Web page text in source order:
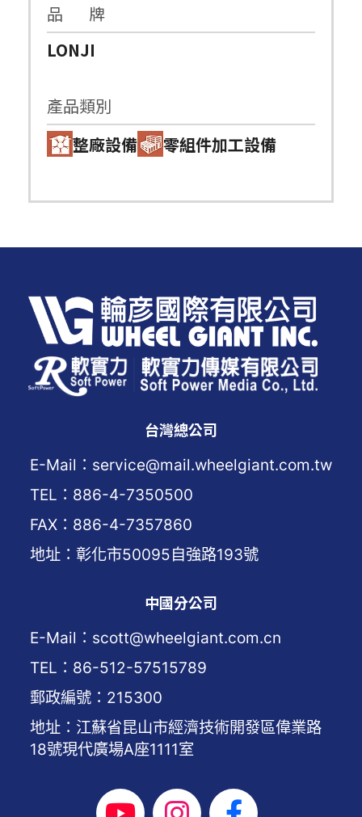
品 牌
LONJI
產品類別
整廠設備
零組件加工設備
台灣總公司
E-Mail：service@mail.wheelgiant.com.tw
TEL：886-4-7350500
FAX：886-4-7357860
地址：彰化市50095自強路193號
中國分公司
E-Mail：scott@wheelgiant.com.cn
TEL：86-512-57515789
郵政編號：215300
地址：江蘇省昆山市經濟技術開發區偉業路
18號現代廣場A座1111室